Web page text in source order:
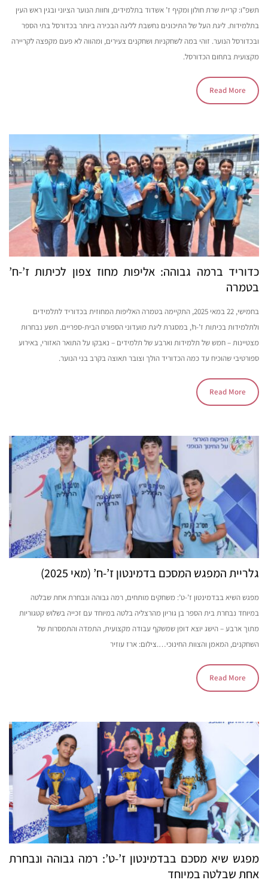
תשפ”ו: קריית שרת חולון ומקיף ז’ אשדוד בתלמידים, וחוות הנוער הציוני ובגין ראש העין
בתלמידות. ליגת העל של התיכונים נחשבת לליגה הבכירה ביותר בכדורסל בתי הספר
ובכדורסל הנוער. זוהי במה לשחקניות ושחקנים צעירים, ומהווה לא פעם מקפצה לקריירה
מקצועית בתחום הכדורסל.
Read More
כדוריד ברמה גבוהה: אליפות מחוז צפון לכיתות ז’-ח’
בטמרה
בחמישי, 22 במאי 2025, התקיימה בטמרה האליפות המחוזית בכדוריד לתלמידים
ולתלמידות בכיתות ז’-ח’, במסגרת ליגת מועדוני הספורט הבית-ספריים. תשע נבחרות
מצטיינות – חמש של תלמידות וארבע של תלמידים – נאבקו על התואר האזורי, באירוע
ספורטיבי שהוכיח עד כמה הכדוריד הולך וצובר תאוצה בקרב בני הנוער.
Read More
גלריית המפגש המסכם בדמינטון ז’-ח’ (מאי 2025)
מפגש השיא בבדמינטון ז’-ט’: משחקים מותחים, רמה גבוהה ונבחרת אחת שבלטה
במיוחד נבחרת בית הספר בן גוריון מהרצליה בלטה במיוחד עם זכייה בשלוש קטגוריות
מתוך ארבע – הישג יוצא דופן שמשקף עבודה מקצועית, התמדה והתמסרות של
השחקנים, המאמן והצוות החינוכי….צילום: ארז עוזיר
Read More
מפגש שיא מסכם בבדמינטון ז’-ט’: רמה גבוהה ונבחרת
אחת שבלטה במיוחד